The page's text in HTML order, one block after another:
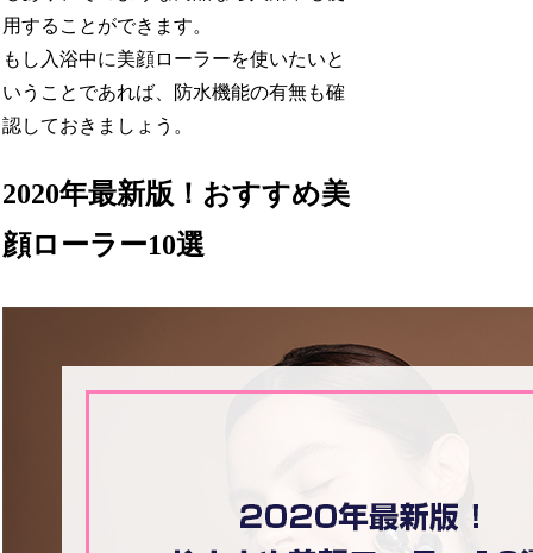
用することができます。
もし入浴中に美顔ローラーを使いたいと
いうことであれば、防水機能の有無も確
認しておきましょう。
2020年最新版！おすすめ美
顔ローラー10選